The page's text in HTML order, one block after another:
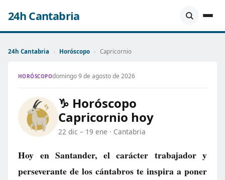
24h Cantabria
24h Cantabria › Horóscopo › Capricornio
HORÓSCOPOdomingo 9 de agosto de 2026
♑ Horóscopo
Capricornio hoy
22 dic – 19 ene · Cantabria
Hoy en Santander, el carácter trabajador y
perseverante de los cántabros te inspira a poner